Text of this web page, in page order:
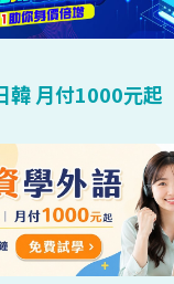
韓 月付1000元起